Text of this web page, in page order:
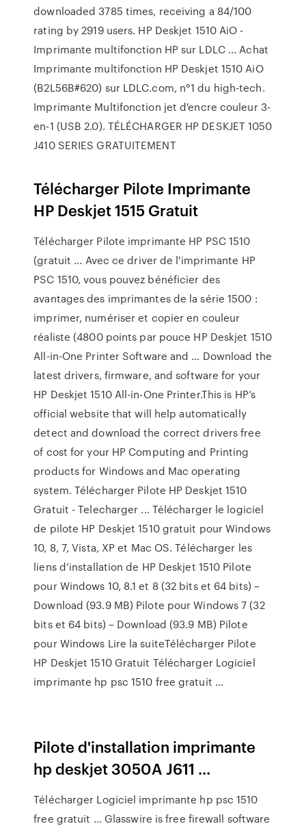
downloaded 3785 times, receiving a 84/100
rating by 2919 users. HP Deskjet 1510 AiO -
Imprimante multifonction HP sur LDLC ... Achat
Imprimante multifonction HP Deskjet 1510 AiO
(B2L56B#620) sur LDLC.com, n°1 du high-tech.
Imprimante Multifonction jet d'encre couleur 3-
en-1 (USB 2.0). TÉLÉCHARGER HP DESKJET 1050
J410 SERIES GRATUITEMENT
Télécharger Pilote Imprimante
HP Deskjet 1515 Gratuit
Télécharger Pilote imprimante HP PSC 1510
(gratuit ... Avec ce driver de l'imprimante HP
PSC 1510, vous pouvez bénéficier des
avantages des imprimantes de la série 1500 :
imprimer, numériser et copier en couleur
réaliste (4800 points par pouce HP Deskjet 1510
All-in-One Printer Software and … Download the
latest drivers, firmware, and software for your
HP Deskjet 1510 All-in-One Printer.This is HP’s
official website that will help automatically
detect and download the correct drivers free
of cost for your HP Computing and Printing
products for Windows and Mac operating
system. Télécharger Pilote HP Deskjet 1510
Gratuit - Telecharger ... Télécharger le logiciel
de pilote HP Deskjet 1510 gratuit pour Windows
10, 8, 7, Vista, XP et Mac OS. Télécharger les
liens d’installation de HP Deskjet 1510 Pilote
pour Windows 10, 8.1 et 8 (32 bits et 64 bits) –
Download (93.9 MB) Pilote pour Windows 7 (32
bits et 64 bits) – Download (93.9 MB) Pilote
pour Windows Lire la suiteTélécharger Pilote
HP Deskjet 1510 Gratuit Télécharger Logiciel
imprimante hp psc 1510 free gratuit ...
Pilote d'installation imprimante
hp deskjet 3050A J611 ...
Télécharger Logiciel imprimante hp psc 1510
free gratuit ... Glasswire is free firewall software